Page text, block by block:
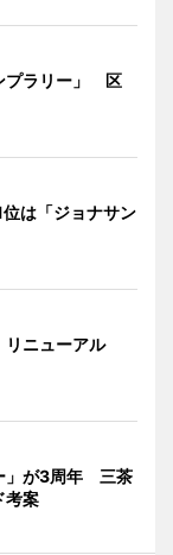
プラリー」 区
は「ジョナサン
リニューアル
」が3周年 三茶
考案